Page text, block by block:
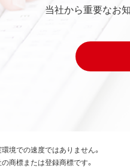
当社から重要なお
境での速度ではありません。
商標または登録商標です。